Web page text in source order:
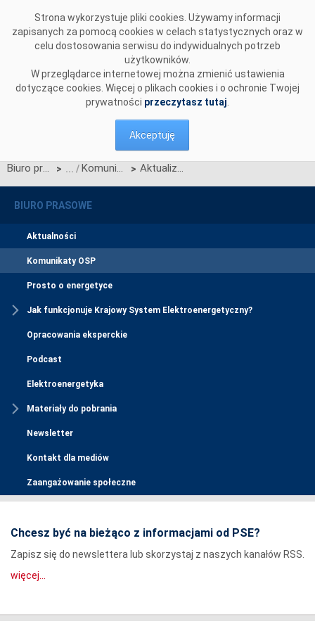
Strona wykorzystuje pliki cookies. Używamy informacji
zapisanych za pomocą cookies w celach statystycznych oraz w
celu dostosowania serwisu do indywidualnych potrzeb
użytkowników.
W przeglądarce internetowej można zmienić ustawienia
dotyczące cookies. Więcej o plikach cookies i o ochronie Twojej
prywatności przeczytasz tutaj
Akceptuję
Biuro prasowe > Komunikaty OSP > Aktualizacja narzędzia umożliwiającego wyznaczenie wielkości wykonania obowiązku mocowego dla jednostek rynku mocy redukcji zapotrzebowania - metoda profilu historycznego
BIURO PRASOWE
Aktualności
Komunikaty OSP
Prosto o energetyce
Jak funkcjonuje Krajowy System Elektroenergetyczny?
Opracowania eksperckie
Podcast
Elektroenergetyka
Materiały do pobrania
Newsletter
Kontakt dla mediów
Zaangażowanie społeczne
Chcesz być na bieżąco z informacjami od PSE?
Zapisz się do newslettera lub skorzystaj z naszych kanałów RSS.
więcej...